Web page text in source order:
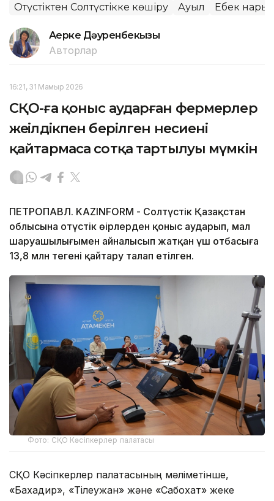
Оңтүстіктен Солтүстікке көшіру Ауыл Еңбек
Ақерке Дәуренбекқызы
Авторлар
16:21, 31 Мамыр 2026
СҚО-ға қоныс аударған фермерлер
жеңілдікпен берілген несиені
қайтармаса сотқа тартылуы мүмкін
ПЕТРОПАВЛ. KAZINFORM - Солтүстік Қазақстан
облысына оңтүстік өңірлерден қоныс аударып, мал
шаруашылығымен айналысып жатқан үш отбасыға
13,8 млн теңгені қайтару талап етілген.
Фото: СҚО Кәсіпкерлер палатасы
СҚО Кәсіпкерлер палатасының мәліметінше,
«Бахадир», «Тілеужан» және «Сабохат» жеке